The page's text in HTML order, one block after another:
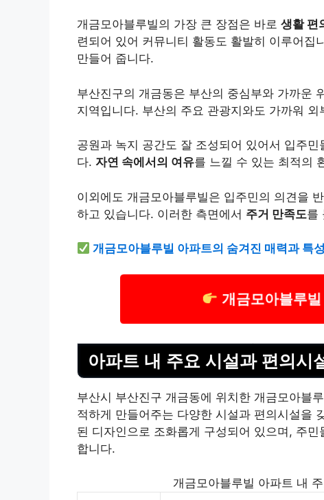
개금모아블루빌의 가장 큰 장점은 바로 생활 편
련되어 있어 커뮤니티 활동도 활발히 이루어집
만들어 줍니다.
부산진구의 개금동은 부산의 중심부와 가까운
지역입니다. 부산의 주요 관광지와도 가까워
공원과 녹지 공간도 잘 조성되어 있어서 입주
다. 자연 속에서의 여유를 느낄 수 있는 최적의
이외에도 개금모아블루빌은 입주민의 의견을
하고 있습니다. 이러한 측면에서 주거 만족도를
개금모아블루빌 아파트의 숨겨진 매력과 특
개금모아블루
아파트 내 주요 시설과 편의시
부산시 부산진구 개금동에 위치한 개금모아블
적하게 만들어주는 다양한 시설과 편의시설을
된 디자인으로 조화롭게 구성되어 있으며, 주
합니다.
개금모아블루빌 아파트 내